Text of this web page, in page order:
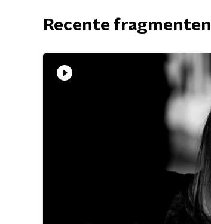
Recente fragmenten